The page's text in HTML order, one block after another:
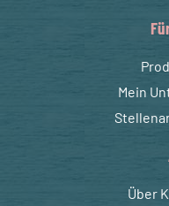
Mein
Über